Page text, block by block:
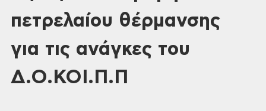
πετρελαίου θέρμανσης
για τις ανάγκες του
Δ.Ο.ΚΟΙ.Π.Π